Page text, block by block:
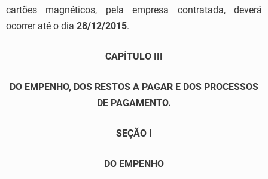
cartões magnéticos, pela empresa contratada, deverá
ocorrer até o dia 28/12/2015.
CAPÍTULO III
DO EMPENHO, DOS RESTOS A PAGAR E DOS PROCESSOS
DE PAGAMENTO.
SEÇÃO I
DO EMPENHO